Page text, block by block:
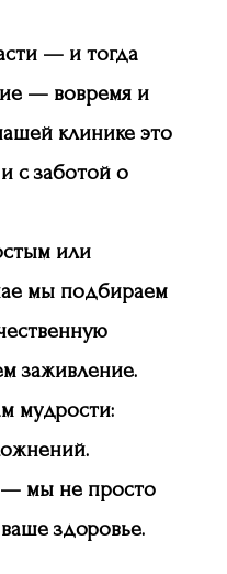
— и тогда
— вовремя и
клинике это
с заботой о
или
мы подбираем
заживление.
мудрости:
— мы не просто
здоровье.